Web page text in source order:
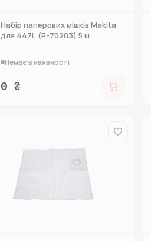
Набір паперових мішків Makita
для 447L (P-70203) 5 ш
Немає в наявності
0 ₴